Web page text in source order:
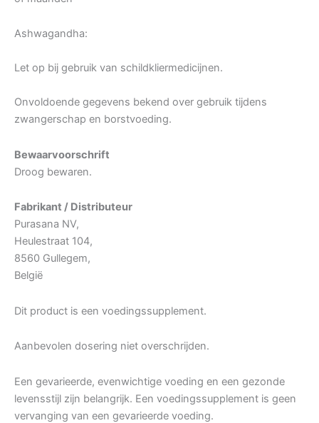
Ashwagandha:
Let op bij gebruik van schildkliermedicijnen.
Onvoldoende gegevens bekend over gebruik tijdens
zwangerschap en borstvoeding.
Bewaarvoorschrift
Droog bewaren.
Fabrikant / Distributeur
Purasana NV,
Heulestraat 104,
8560 Gullegem,
België
Dit product is een voedingssupplement.
Aanbevolen dosering niet overschrijden.
Een gevarieerde, evenwichtige voeding en een gezonde
levensstijl zijn belangrijk. Een voedingssupplement is geen
vervanging van een gevarieerde voeding.